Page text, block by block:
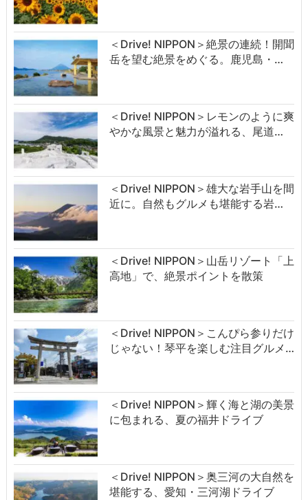
＜Drive! NIPPON＞絶景の連続！開聞
岳を望む絶景をめぐる。鹿児島・…
＜Drive! NIPPON＞レモンのように爽
やかな風景と魅力が溢れる、尾道…
＜Drive! NIPPON＞雄大な岩手山を間
近に。自然もグルメも堪能する岩…
＜Drive! NIPPON＞山岳リゾート「上
高地」で、絶景ポイントを散策
＜Drive! NIPPON＞こんぴら参りだけ
じゃない！琴平を楽しむ注目グルメ…
＜Drive! NIPPON＞輝く海と湖の美景
に包まれる、夏の福井ドライブ
＜Drive! NIPPON＞奥三河の大自然を
堪能する、愛知・三河湖ドライブ